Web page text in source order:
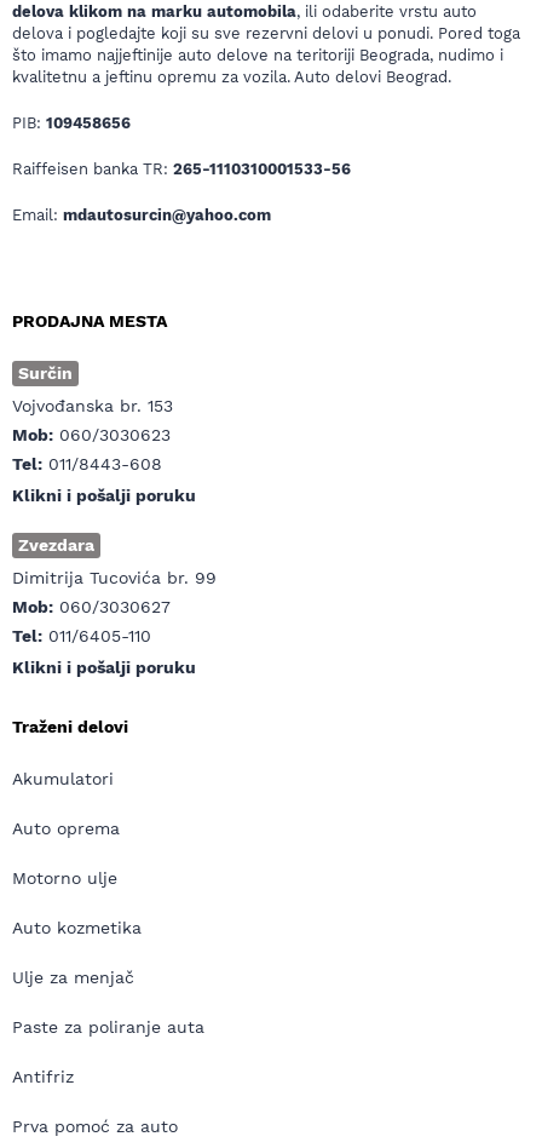
delova klikom na marku automobila, ili odaberite vrstu auto
delova i pogledajte koji su sve rezervni delovi u ponudi. Pored toga
što imamo najjeftinije auto delove na teritoriji Beograda, nudimo i
kvalitetnu a jeftinu opremu za vozila. Auto delovi Beograd.
PIB: 109458656
Raiffeisen banka TR: 265-1110310001533-56
Email: mdautosurcin@yahoo.com
PRODAJNA MESTA
Surčin
Vojvođanska br. 153
Mob: 060/3030623
Tel: 011/8443-608
Klikni i pošalji poruku
Zvezdara
Dimitrija Tucovića br. 99
Mob: 060/3030627
Tel: 011/6405-110
Klikni i pošalji poruku
Traženi delovi
Akumulatori
Auto oprema
Motorno ulje
Auto kozmetika
Ulje za menjač
Paste za poliranje auta
Antifriz
Prva pomoć za auto